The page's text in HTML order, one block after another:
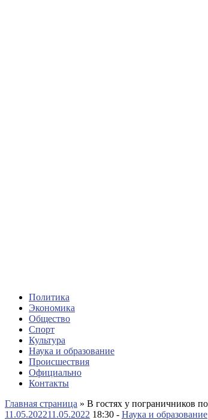
Политика
Экономика
Общество
Спорт
Культура
Наука и образование
Происшествия
Официально
Контакты
Главная страница » В гостях у пограничников
11.05.202211.05.2022 18:30 - Наука и образование